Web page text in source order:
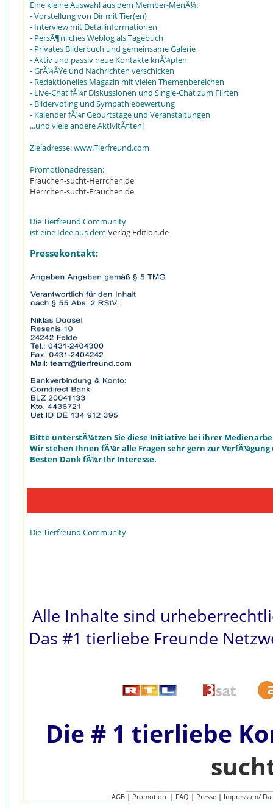
Eine kleine Auswahl aus dem Member-MenÃ¼:
- Vorstellung von Dir mit Tier(en)
- Interview mit Detailinformationen
- PersÃ¶nliches Weblog als Tagebuch
- Privates Bilderbuch und gemeinsame Galerie
- Aktiv und passiv neue Kontakte knÃ¼pfen
- GrÃ¼ÃŸe und Nachrichten verschicken
- Redaktionelles Magazin mit vielen Themenbereichen
- Live-Chat fÃ¼r Diskussionen und Single-Chat zum Flirten
- Bildervoting und Sympathiebewertung
- Kalender fÃ¼r Geburtstage und Veranstaltungen
...und viele andere AktivitÃ¤ten!
Zieladresse: www.Tierfreund.com
Promotionadressen:
Frauchen-sucht-Herrchen.de
Herrchen-sucht-Frauchen.de
Die Tierfreund.Community
ist eine Idee aus dem Verlag Edition.de
Pressekontakt:
Bitte unterstÃ¼tzen Sie diese Initiative bei ihrer
Wir stehen Ihnen fÃ¼r alle Fragen sehr gern zur
Besten Dank fÃ¼r Ihr Interesse.
Die Tierfreund Community
Alle Inhalte sind
Das #1 tierliebe Freunde
Die # 1 tierliebe
AGB | Promotion | FAQ | Presse | Impressum/